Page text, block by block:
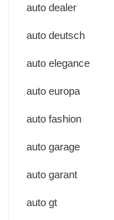
auto dealer
auto deutsch
auto elegance
auto europa
auto fashion
auto garage
auto garant
auto gt